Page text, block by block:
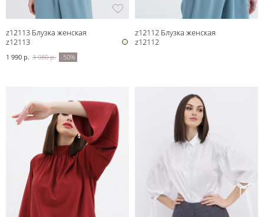
z12113 Блузка женская
z12113
1 990 р. 3 980 р. -50%
z12112 Блузка женская
z12112